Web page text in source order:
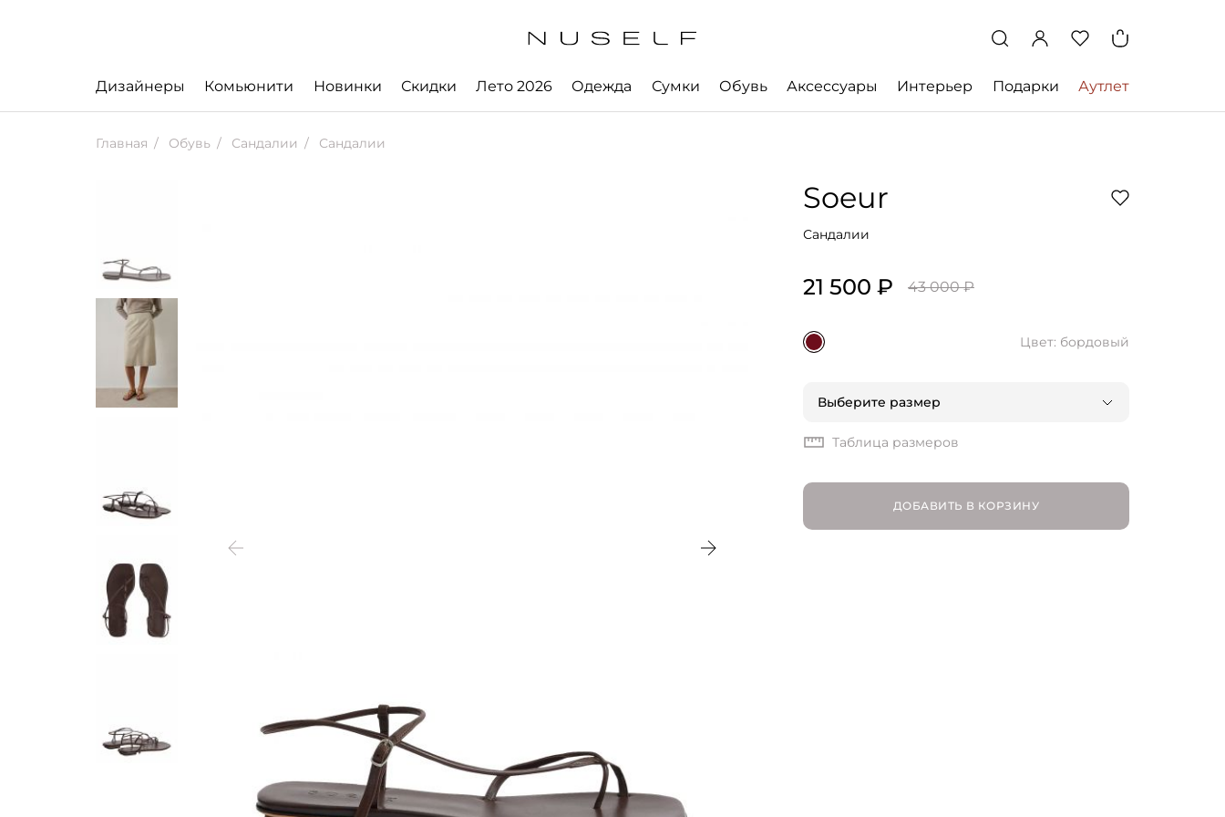
Дизайнеры Комьюнити Новинки Скидки Лето 2026 Одежда Сумки Обувь Аксессуары Интерьер Подарки Аутлет
Главная Обувь Сандалии Сандалии
Soeur
Сандалии
21 500 ₽ 43 000 ₽
Цвет: бордовый
Выберите размер
EU 37 | RU 37
EU 38 | RU 38
Таблица размеров
ДОБАВИТЬ В КОРЗИНУ